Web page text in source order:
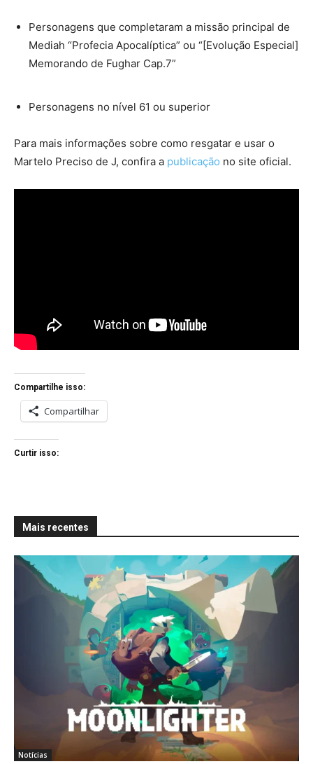
Personagens que completaram a missão principal de
Mediah “Profecia Apocalíptica” ou “[Evolução Especial]
Memorando de Fughar Cap.7”
Personagens no nível 61 ou superior
Para mais informações sobre como resgatar e usar o
Martelo Preciso de J, confira a publicação no site oficial.
Compartilhe isso:
Compartilhar
Curtir isso:
Mais recentes
Notícias